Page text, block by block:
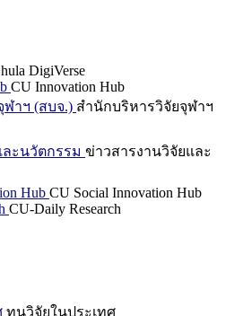
DigiVerse
CU Innovation Hub
าฯ (สบจ.) สำนักบริหารวิจัยจุฬาฯ
ะนวัตกรรม ข่าวสารงานวิจัยและ
Hub CU Social Innovation Hub
CU-Daily Research
ทุนวิจัยในประเทศ